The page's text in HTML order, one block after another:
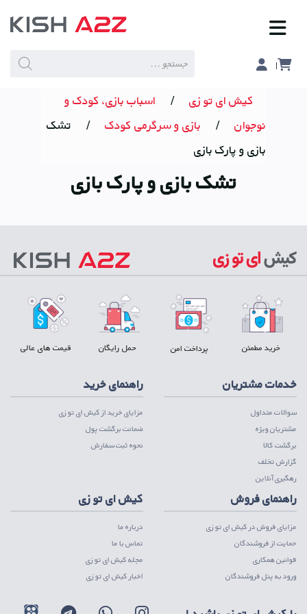
search
کیش ای تو زی /
اسباب بازی، کودک و
نوجوان
/ بازی و سرگرمی کودک /
تشک
بازی و پارک بازی
تشک بازی و پارک بازی
خرید مطمئن پرداخت امن حمل رایگان قیمت های عالی
خدمات مشتریان
سوالات متداول
مشتریان ویژه
برگشت کالا
گزارش تخلف
رهگیری آنلاین
راهنمای خرید
مزایای خرید از کیش ای تو زی
ضمانت برگشت پول
نحوه ثبت سفارش
راهنمای فروش
مزایای فروش در کیش ای تو زی
حمایت از فروشندگان
قوانین همکاری
ورود به پنل فروشندگان
کیش ای تو زی
درباره ما
تماس با ما
مجله کیش ای تو زی
اخبار کیش ای تو زی